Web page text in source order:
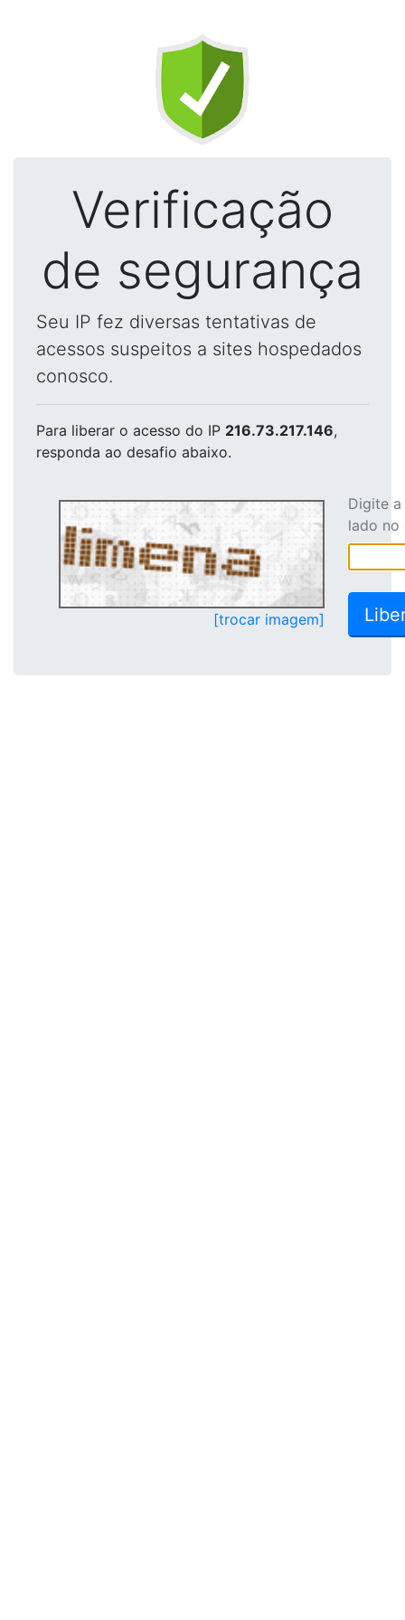
Verificação
de segurança
Seu IP fez diversas tentativas de
acessos suspeitos a sites hospedados
conosco.
Para liberar o acesso do IP 216.73.217.146,
responda ao desafio abaixo.
[trocar imagem]
Digite
lado no